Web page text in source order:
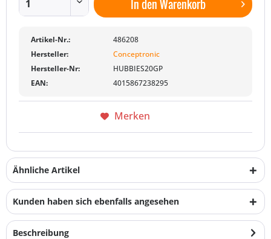
In denWarenkorb
Artikel-Nr.:
486208
Hersteller:
Conceptronic
Hersteller-Nr:
HUBBIES20GP
EAN:
4015867238295
Merken
Ähnliche Artikel
Kunden haben sich ebenfalls angesehen
Beschreibung